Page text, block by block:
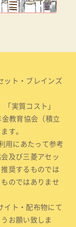
ット・ブレインズ
「実質コスト」
金教育協会（積立
す。
用にあたって参考
及び三菱アセッ
奨するものでは
のではありませ
イト・配布物にて
お願い致しま